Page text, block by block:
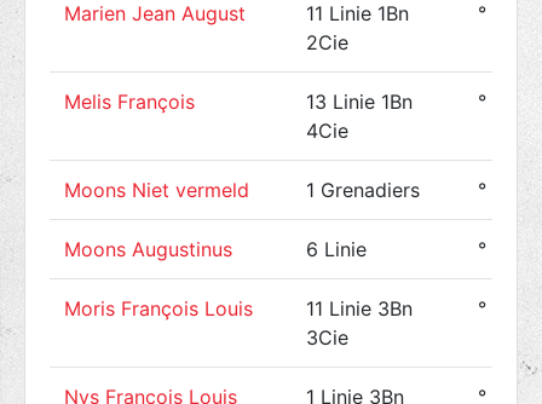
Marien Jean August
11 Linie 1Bn
2Cie
°
Melis François
13 Linie 1Bn
4Cie
°
Moons Niet vermeld 1 Grenadiers °
Moons Augustinus 6 Linie °
Moris François Louis
11 Linie 3Bn
3Cie
°
Nys François Louis 1 Linie 3Bn °